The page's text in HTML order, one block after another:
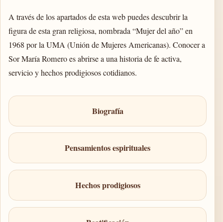
A través de los apartados de esta web puedes descubrir la
figura de esta gran religiosa, nombrada “Mujer del año” en
1968 por la UMA (Unión de Mujeres Americanas). Conocer a
Sor María Romero es abrirse a una historia de fe activa,
servicio y hechos prodigiosos cotidianos.
Biografía
Pensamientos espirituales
Hechos prodigiosos